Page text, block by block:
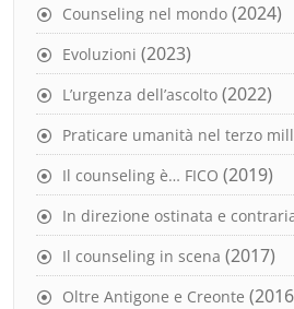
Counseling nel mondo (2024)
Evoluzioni (2023)
L’urgenza dell’ascolto (2022)
Praticare umanità nel terzo
Il counseling è… FICO (2019)
In direzione ostinata e
Il counseling in scena (2017)
Oltre Antigone e Creonte